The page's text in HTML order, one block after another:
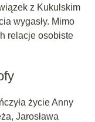
z Kukulskim
wygasły. Mimo
relacje osobiste
życie Anny
Jarosława